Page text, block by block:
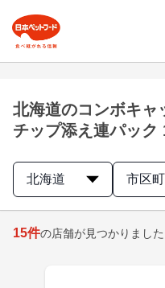
北海道のコンボキャ
チップ添え連パック
北海道 市区
15件の店舗が見つかりました